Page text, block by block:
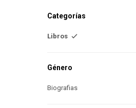
Categorías
Libros
Género
Biografias